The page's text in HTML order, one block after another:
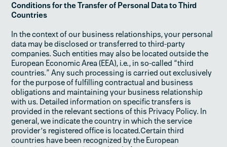
Conditions for the Transfer of Personal Data to Third
Countries
In the context of our business relationships, your personal
data may be disclosed or transferred to third-party
companies. Such entities may also be located outside the
European Economic Area (EEA), i.e., in so-called “third
countries.” Any such processing is carried out exclusively
for the purpose of fulfilling contractual and business
obligations and maintaining your business relationship
with us. Detailed information on specific transfers is
provided in the relevant sections of this Privacy Policy. In
general, we indicate the country in which the service
provider’s registered office is located.Certain third
countries have been recognized by the European